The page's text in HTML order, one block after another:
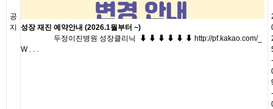
공
지
성장 재진 예약안내 (2026.1월부터 ~)
두정이진병원 성장클리닉 ⬇ ⬇ ⬇ ⬇ ⬇ ⬇ http://pf.kakao.com/_
W . . .
-
-